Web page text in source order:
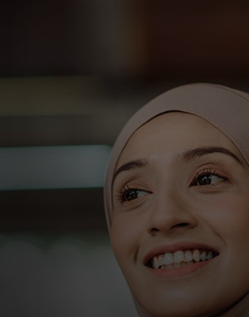
Za inovatore
Novosti i trendovi